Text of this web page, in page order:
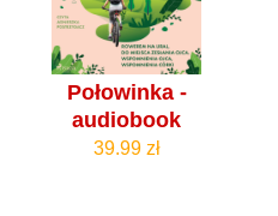
Połowinka -
audiobook
39.99 zł